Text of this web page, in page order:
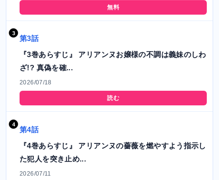
無料
第3話
『3巻あらすじ』 アリアンヌお嬢様の不調は義妹のしわ
ざ!? 真偽を確...
2026/07/18
読む
第4話
『4巻あらすじ』 アリアンヌの薔薇を燃やすよう指示し
た犯人を突き止め...
2026/07/11